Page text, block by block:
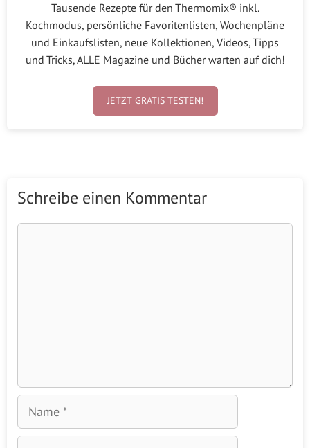
Tausende Rezepte für den Thermomix® inkl.
Kochmodus, persönliche Favoritenlisten, Wochenpläne
und Einkaufslisten, neue Kollektionen, Videos, Tipps
und Tricks, ALLE Magazine und Bücher warten auf dich!
JETZT GRATIS TESTEN!
Schreibe einen Kommentar
Name